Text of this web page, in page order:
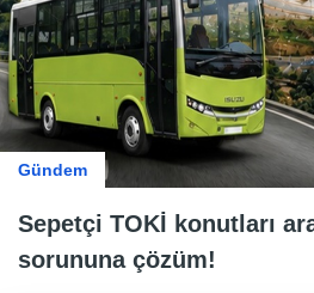
Gündem
Sepetçi TOKİ konutları
sorununa çözüm!